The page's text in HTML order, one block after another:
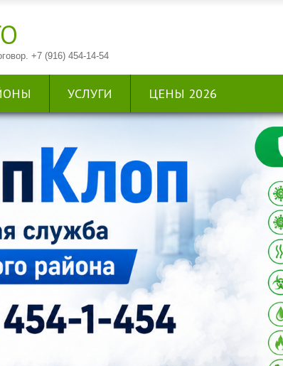
+7 (916) 454-14-54
УСЛУГИ ЦЕНЫ 2026